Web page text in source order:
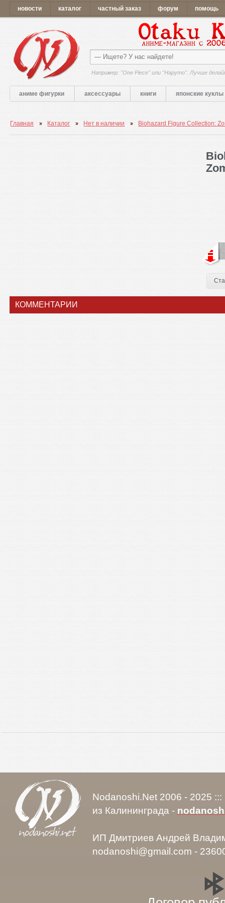
новости каталог частный заказ форум помощь
Например: "One Piece" или "Наруто". Лучше
аниме фигурки аксессуары книги японские куклы
Главная Каталог Нет в наличии Biohazard Figure Collection:
КОММЕНТАРИИ
Nodanoshi.Net 2006 - 2025
из Калининграда -
ИП Дмитриев Андрей
nodanoshi@gmail.com -